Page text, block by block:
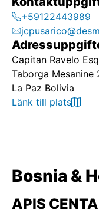
+59122443989
Capitan Ravelo
Taborga Mesanine
La Paz Bolivia
Länk till plats
Bosnia &
APIS